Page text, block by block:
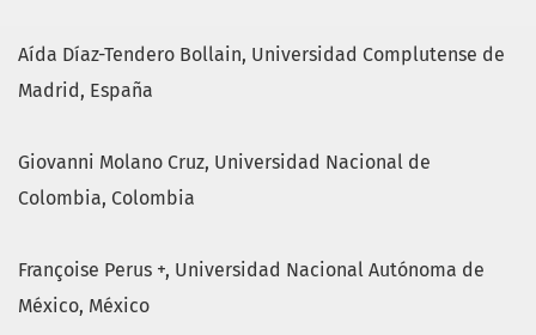
Aída Díaz-Tendero Bollain, Universidad Complutense de
Madrid, España
Giovanni Molano Cruz, Universidad Nacional de
Colombia, Colombia
Françoise Perus +, Universidad Nacional Autónoma de
México, México